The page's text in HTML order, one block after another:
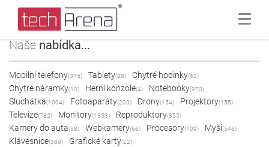
Naše nabídka...
Mobilní telefony(315) Tablety(88) Chytré hodinky(63)
Chytré náramky(10) Herní konzole(4) Notebooky(970)
Sluchátka(1004) Fotoaparáty(200) Drony(154) Projektory(155)
Televize(782) Monitory(1353) Reproduktory(855)
Kamery do auta(58) Webkamery(66) Procesory(109) Myši(546)
Klávesnice(389) Grafické karty(22)